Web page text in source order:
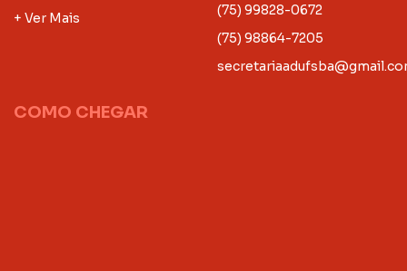
+ Ver Mais
COMO CHEGAR
(75) 99828-0672
(75) 98864-7205